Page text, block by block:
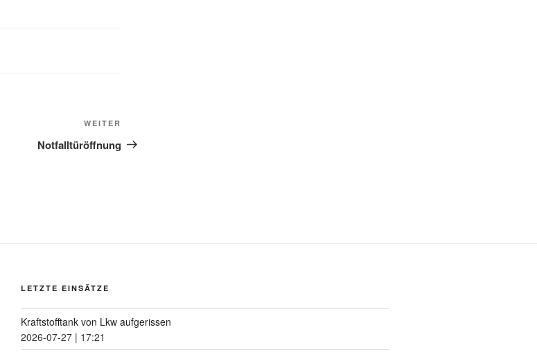
WEITER
Notfalltüröffnung
LETZTE EINSÄTZE
Kraftstofftank von Lkw aufgerissen
2026-07-27| 17:21